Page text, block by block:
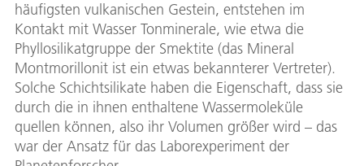
häufigsten vulkanischen Gestein, entstehen im
Kontakt mit Wasser Tonminerale, wie etwa die
Phyllosilikatgruppe der Smektite (das Mineral
Montmorillonit ist ein etwas bekannterer Vertreter).
Solche Schichtsilikate haben die Eigenschaft, dass sie
durch die in ihnen enthaltene Wassermoleküle
quellen können, also ihr Volumen größer wird – das
war der Ansatz für das Laborexperiment der